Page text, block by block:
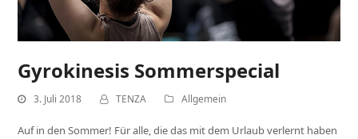
Gyrokinesis Sommerspecial
3. Juli 2018 TENZA Allgemein
Auf in den Sommer! Für alle, die das mit dem Urlaub verlernt haben